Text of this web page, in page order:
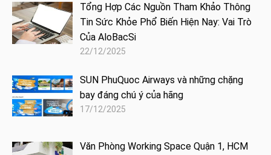
Tổng Hợp Các Nguồn Tham Khảo Thông
Tin Sức Khỏe Phổ Biến Hiện Nay: Vai Trò
Của AloBacSi
22/12/2025
SUN PhuQuoc Airways và những chặng
bay đáng chú ý của hãng
17/12/2025
Văn Phòng Working Space Quận 1, HCM